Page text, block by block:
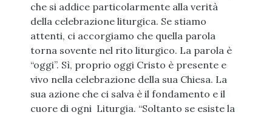
che si addice particolarmente alla verità
della celebrazione liturgica. Se stiamo
attenti, ci accorgiamo che quella parola
torna sovente nel rito liturgico. La parola è
“oggi”. Sì, proprio oggi Cristo è presente e
vivo nella celebrazione della sua Chiesa. La
sua azione che ci salva è il fondamento e il
cuore di ogni Liturgia. “Soltanto se esiste la